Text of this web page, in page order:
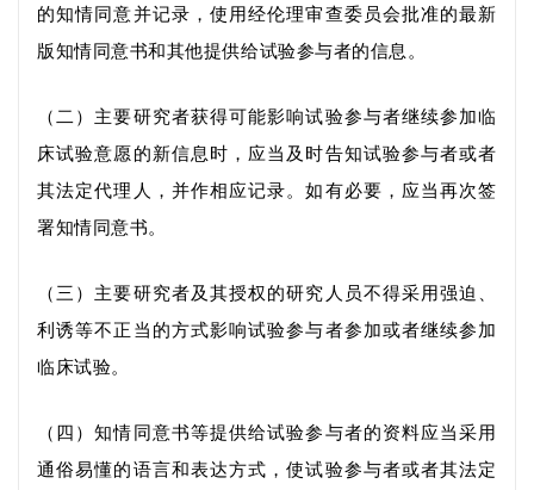
的知情同意并记录，使用经伦理审查委员会批准的最新
版知情同意书和其他提供给试验参与者的信息。
（二）主要研究者获得可能影响试验参与者继续参加临
床试验意愿 的新信息时，应当及时告知试验参与者或者
其法定代理人，并作相应记录。如有必要，应当再次签
署知情同意书。
（三）主要研究者及其授权的研究人员不得采用强迫、
利诱等不正当的方式影响试验参与者参加或者继续参加
临床试验。
（四）知情同意书等提供给试验参与者的资料应当采用
通俗易懂的语言和表达方式，使试验参与者或者其法定